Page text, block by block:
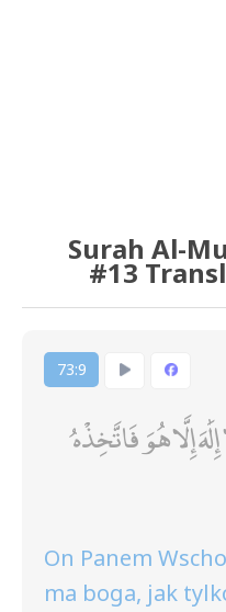
Surah Al-
#13
73:9
إِلَّا هُوَ فَاتَّخِذْهُ
On Panem
ma boga, jak